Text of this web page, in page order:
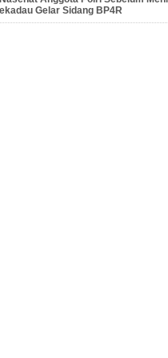
Gelar Sidang BP4R